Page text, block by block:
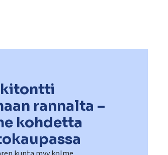
rannalta –
kohdetta